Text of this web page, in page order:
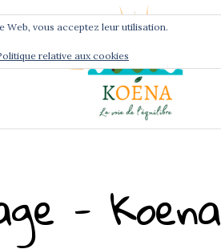
- Koena
Web, vous acceptez leur utilisation.
relative aux cookies